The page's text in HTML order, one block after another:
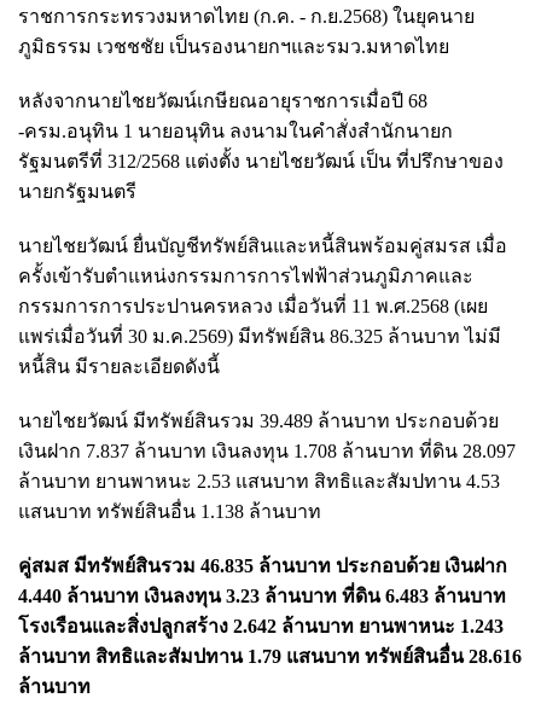
ราชการกระทรวงมหาดไทย (ก.ค. - ก.ย.2568) ในยุคนาย
ภูมิธรรม เวชชชัย เป็นรองนายกฯและรมว.มหาดไทย
หลังจากนายไชยวัฒน์เกษียณอายุราชการเมื่อปี 68
-ครม.อนุทิน 1 นายอนุทิน ลงนามในคำสั่งสำนักนายก
รัฐมนตรีที่ 312/2568 แต่งตั้ง นายไชยวัฒน์ เป็น ที่ปรึกษาของ
นายกรัฐมนตรี
นายไชยวัฒน์ ยื่นบัญชีทรัพย์สินและหนี้สินพร้อมคู่สมรส เมื่อ
ครั้งเข้ารับตำแหน่งกรรมการการไฟฟ้าส่วนภูมิภาคและ
กรรมการการประปานครหลวง เมื่อวันที่ 11 พ.ศ.2568 (เผย
แพร่เมื่อวันที่ 30 ม.ค.2569) มีทรัพย์สิน 86.325 ล้านบาท ไม่มี
หนี้สิน มีรายละเอียดดังนี้
นายไชยวัฒน์ มีทรัพย์สินรวม 39.489 ล้านบาท ประกอบด้วย
เงินฝาก 7.837 ล้านบาท เงินลงทุน 1.708 ล้านบาท ที่ดิน 28.097
ล้านบาท ยานพาหนะ 2.53 แสนบาท สิทธิและสัมปทาน 4.53
แสนบาท ทรัพย์สินอื่น 1.138 ล้านบาท
คู่สมส มีทรัพย์สินรวม 46.835 ล้านบาท ประกอบด้วย เงินฝาก
4.440 ล้านบาท เงินลงทุน 3.23 ล้านบาท ที่ดิน 6.483 ล้านบาท
โรงเรือนและสิ่งปลูกสร้าง 2.642 ล้านบาท ยานพาหนะ 1.243
ล้านบาท สิทธิและสัมปทาน 1.79 แสนบาท ทรัพย์สินอื่น 28.616
ล้านบาท